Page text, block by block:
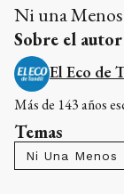
Ni una
Sobre el autor
El Eco de
Más de 143 años
Temas
Ni Una Menos